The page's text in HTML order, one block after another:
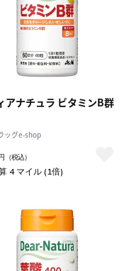
ナチュラ ビタミンB群
ッグe-shop
（税込）
4 マイル (1倍)